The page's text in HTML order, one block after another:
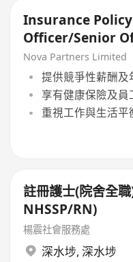
Insurance
Officer/Senior
Manager
Nova Partners Limited
提供競爭性薪酬及
享有健康保險及員
重視工作與生活平
註冊護士(院舍全職
NHSSP/RN)
楊震社會服務處
深水埗, 深水埗